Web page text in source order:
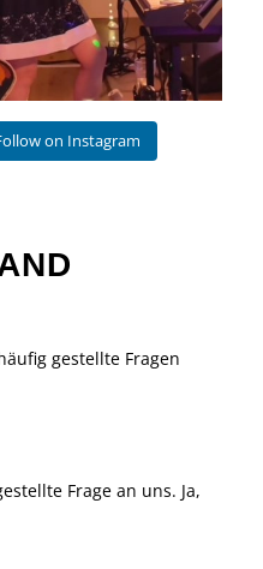
on Instagram
gestellte Fragen
Frage an uns. Ja,